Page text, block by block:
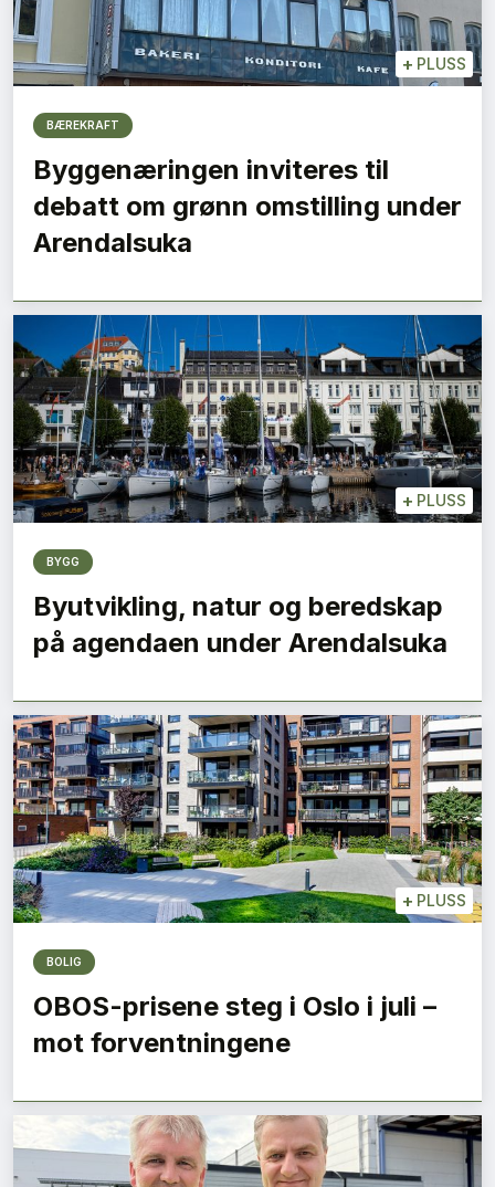
+ PLUSS
BÆREKRAFT
Byggenæringen inviteres til
debatt om grønn omstilling under
Arendalsuka
+ PLUSS
BYGG
Byutvikling, natur og beredskap
på agendaen under Arendalsuka
+ PLUSS
BOLIG
OBOS-prisene steg i Oslo i juli –
mot forventningene